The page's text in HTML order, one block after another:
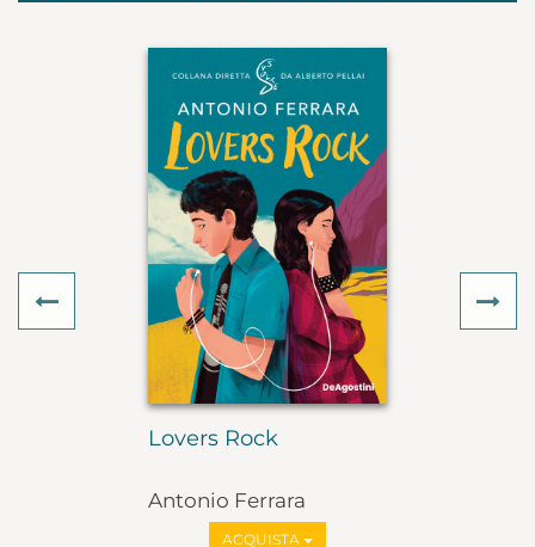
Lovers Rock
Antonio Ferrara
ACQUISTA
Previous